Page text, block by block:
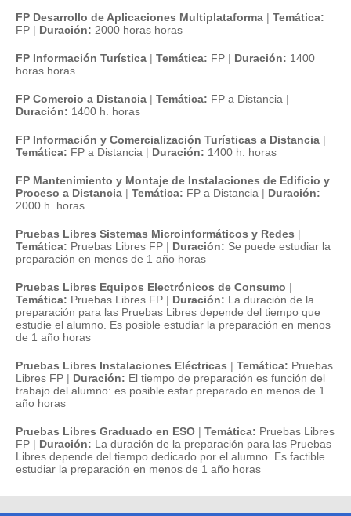
FP Desarrollo de Aplicaciones Multiplataforma | Temática:
FP | Duración: 2000 horas horas
FP Información Turística | Temática: FP | Duración: 1400
horas horas
FP Comercio a Distancia | Temática: FP a Distancia |
Duración: 1400 h. horas
FP Información y Comercialización Turísticas a Distancia |
Temática: FP a Distancia | Duración: 1400 h. horas
FP Mantenimiento y Montaje de Instalaciones de Edificio y
Proceso a Distancia | Temática: FP a Distancia | Duración:
2000 h. horas
Pruebas Libres Sistemas Microinformáticos y Redes |
Temática: Pruebas Libres FP | Duración: Se puede estudiar la
preparación en menos de 1 año horas
Pruebas Libres Equipos Electrónicos de Consumo |
Temática: Pruebas Libres FP | Duración: La duración de la
preparación para las Pruebas Libres depende del tiempo que
estudie el alumno. Es posible estudiar la preparación en menos
de 1 año horas
Pruebas Libres Instalaciones Eléctricas | Temática: Pruebas
Libres FP | Duración: El tiempo de preparación es función del
trabajo del alumno: es posible estar preparado en menos de 1
año horas
Pruebas Libres Graduado en ESO | Temática: Pruebas Libres
FP | Duración: La duración de la preparación para las Pruebas
Libres depende del tiempo dedicado por el alumno. Es factible
estudiar la preparación en menos de 1 año horas